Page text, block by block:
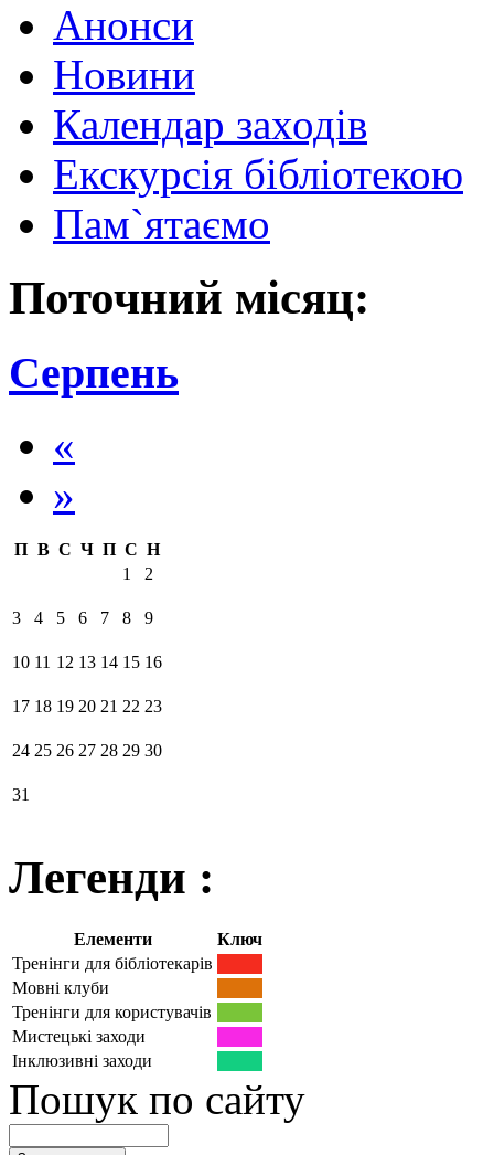
Анонси
Новини
Календар заходів
Екскурсія бібліотекою
Пам`ятаємо
Поточний місяц:
Серпень
«
»
П В С Ч П С Н
1
2
3 4 5 6 7 8 9
10 11 12 13 14 15 16
17 18 19 20 21 22 23
24 25 26 27 28 29 30
31
Легенди :
Елементи
Ключ
Тренінги для бібліотекарів
Мовні клуби
Тренінги для користувачів
Мистецькі заходи
Інклюзивні заходи
Пошук по сайту